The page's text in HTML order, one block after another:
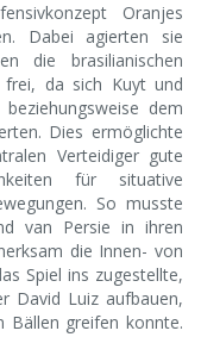
Oranjes
Dabei agierten sie
die brasilianischen
frei, da sich Kuyt und
dem
Dies ermöglichte
Verteidiger gute
für situative
So musste
van Persie in ihren
die Innen- von
Spiel ins zugestellte,
David Luiz aufbauen,
Bällen greifen konnte.